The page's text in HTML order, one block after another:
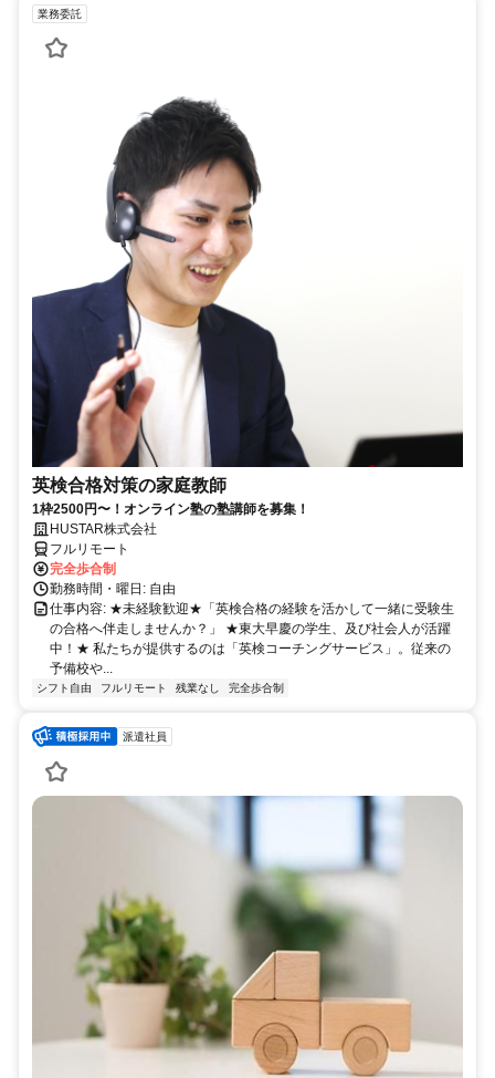
業務委託
英検合格対策の家庭教師
1枠2500円〜！オンライン塾の塾講師を募集！
HUSTAR株式会社
フルリモート
完全歩合制
勤務時間・曜日: 自由
仕事内容: ★未経験歓迎★「英検合格の経験を活かして一緒に受験生
の合格へ伴走しませんか？」 ★東大早慶の学生、及び社会人が活躍
中！★ 私たちが提供するのは「英検コーチングサービス」。従来の
予備校や...
シフト自由 フルリモート 残業なし 完全歩合制
派遣社員